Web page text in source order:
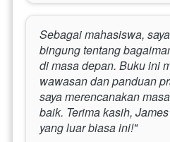
Sebagai mahasiswa,
bingung tentang
di masa depan. Buku ini
wawasan dan panduan
saya merencanakan
baik. Terima kasih,
yang luar biasa ini!"